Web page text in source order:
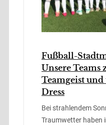
Fußball-
Unsere Teams
Teamgeist
Dress
Bei strahlendem
Traumwetter haben